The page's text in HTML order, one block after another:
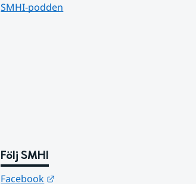
SMHI-podden
Följ SMHI
Facebook